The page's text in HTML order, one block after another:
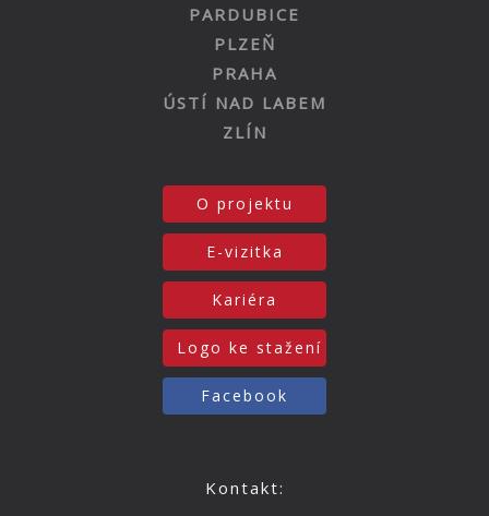
PARDUBICE
PLZEŇ
PRAHA
ÚSTÍ NAD LABEM
ZLÍN
O projektu
E-vizitka
Kariéra
Logo ke stažení
Facebook
Kontakt: